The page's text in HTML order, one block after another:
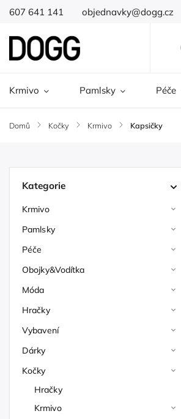
607 641 141 objednavky@dogg.cz
Krmivo Pamlsky Péče
Domů / Kočky / Krmivo / Kapsičky
Kategorie
Krmivo
Pamlsky
Péče
Obojky&Vodítka
Móda
Hračky
Vybavení
Dárky
Kočky
Hračky
Krmivo